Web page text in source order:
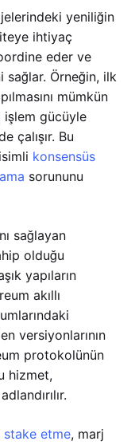
yeniliğin
ihtiyaç
eder ve
Örneğin, ilk
mümkün
işlem gücüyle
çalışır. Bu
konsensüs
sorununu
sağlayan
olduğu
yapıların
akıllı
versiyonlarının
protokolünün
hizmet,
stake etme, marj